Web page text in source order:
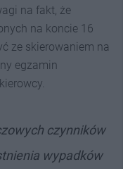
na fakt, że
na koncie 16
ze skierowaniem na
egzamin
czynników
wypadków